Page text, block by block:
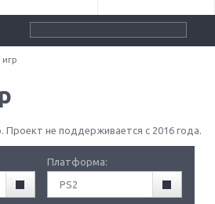
игр
Проект не поддерживается с 2016 года.
Платформа:
PS2